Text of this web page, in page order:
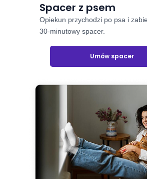
Spacer z psem
Opiekun przychodzi po psa i
30-minutowy spacer.
Umów spacer